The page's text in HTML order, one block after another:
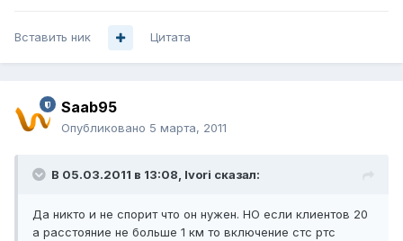
Вставить ник Цитата
Saab95
Опубликовано 5 марта, 2011
В 05.03.2011 в 13:08, Ivori сказал:
Да никто и не спорит что он нужен. НО если клиентов 20
а расстояние не больше 1 км то включение стс ртс